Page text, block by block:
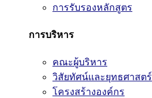
การรับรองหลักสูตร
การบริหาร
คณะผู้บริหาร
วิสัยทัศน์และยุทธศาสตร์
โครงสร้างองค์กร